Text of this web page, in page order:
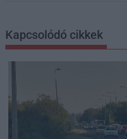
Kapcsolódó cikkek